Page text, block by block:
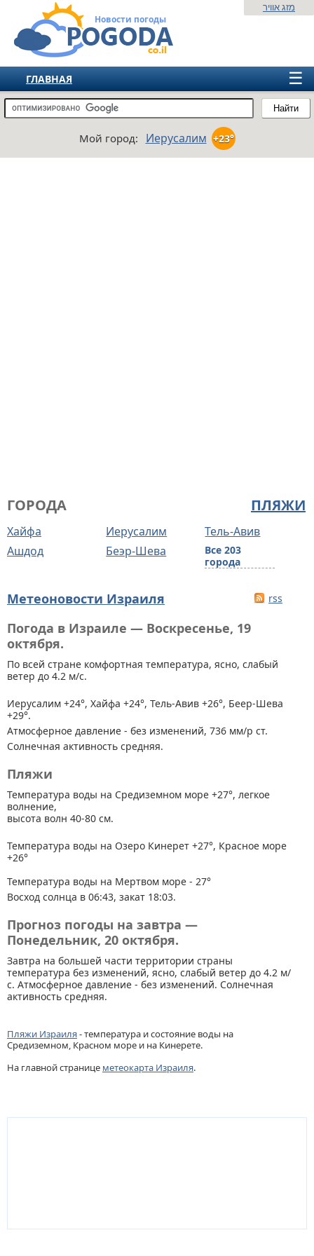
Новости погоды
Найти
מזג אוויר
☰
ГЛАВНАЯ
ИЗРАИЛЬ
ЕВРОПА
Мой город: Иерусалим +23°
ПЛЯЖИ
ГОРОДА
Хайфа Иерусалим
Тель-Авив
Ашдод
Беэр-Шева
Все 203
города
Метеоновости Израиля rss
Погода в Израиле — Воскресенье, 19
октября.
По всей стране комфортная температура, ясно, слабый
ветер до 4.2 м/с.
Иерусалим +24°, Хайфа +24°, Тель-Авив +26°, Беер-Шева
+29°.
Атмосферное давление - без изменений, 736 мм/р ст.
Солнечная активность средняя.
Пляжи
Температура воды на Средиземном море +27°, легкое
волнение,
высота волн 40-80 см.
Температура воды на Озеро Кинерет +27°, Красное море
+26°
Температура воды на Мертвом море - 27°
Восход солнца в 06:43, закат 18:03.
Прогноз погоды на завтра —
Понедельник, 20 октября.
Завтра на большей части территории страны
температура без изменений, ясно, слабый ветер до 4.2 м/
с. Атмосферное давление - без изменений. Солнечная
активность средняя.
Пляжи Израиля- температура и состояние воды на
Средиземном, Красном море и на Кинерете.
На главной странице метеокарта Израиля.